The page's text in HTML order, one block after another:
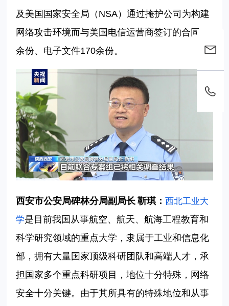
及美国国家安全局（NSA）通过掩护公司为构建
网络攻击环境而与美国电信运营商签订的合同60
余份、电子文件170余份。
西安市公安局碑林分局副局长 靳琪：西北工业大
学是目前我国从事航空、航天、航海工程教育和
科学研究领域的重点大学，隶属于工业和信息化
部，拥有大量国家顶级科研团队和高端人才，承
担国家多个重点科研项目，地位十分特殊，网络
安全十分关键。由于其所具有的特殊地位和从事